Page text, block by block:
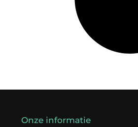
Onze informatie